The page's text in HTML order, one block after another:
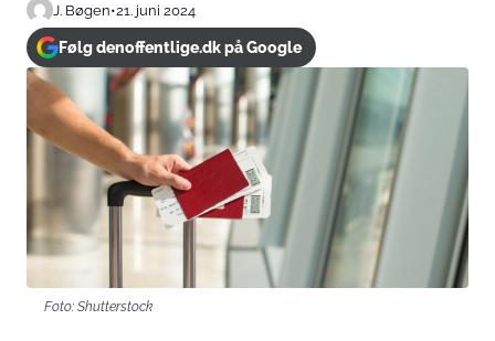
J. Bøgen•21. juni 2024
Følg denoffentlige.dk på Google
Foto: Shutterstock